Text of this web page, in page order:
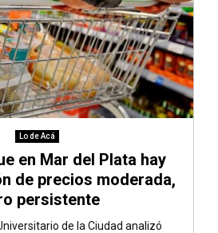
Lo de Acá
en Mar del Plata hay
de precios moderada,
persistente
de la Ciudad analizó